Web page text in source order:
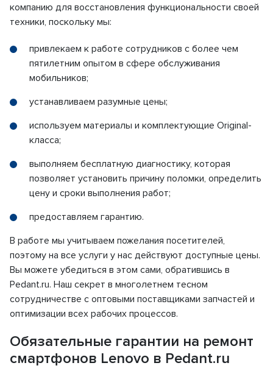
компанию для восстановления функциональности своей
техники, поскольку мы:
привлекаем к работе сотрудников с более чем
пятилетним опытом в сфере обслуживания
мобильников;
устанавливаем разумные цены;
используем материалы и комплектующие Original-
класса;
выполняем бесплатную диагностику, которая
позволяет установить причину поломки, определить
цену и сроки выполнения работ;
предоставляем гарантию.
В работе мы учитываем пожелания посетителей,
поэтому на все услуги у нас действуют доступные цены.
Вы можете убедиться в этом сами, обратившись в
Pedant.ru. Наш секрет в многолетнем тесном
сотрудничестве с оптовыми поставщиками запчастей и
оптимизации всех рабочих процессов.
Обязательные гарантии на ремонт
смартфонов Lenovo в Pedant.ru